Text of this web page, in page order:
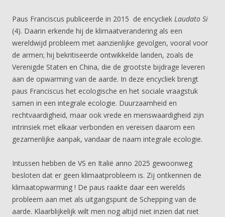
Paus Franciscus publiceerde in 2015 de encycliek Laudato Si
(4). Daarin erkende hij de klimaatverandering als een
wereldwijd probleem met aanzienlijke gevolgen, vooral voor
de armen; hij bekritiseerde ontwikkelde landen, zoals de
Verenigde Staten en China, die de grootste bijdrage leveren
aan de opwarming van de aarde. In deze encycliek brengt
paus Franciscus het ecologische en het sociale vraagstuk
samen in een integrale ecologie. Duurzaamheid en
rechtvaardigheid, maar ook vrede en menswaardigheid zijn
intrinsiek met elkaar verbonden en vereisen daarom een
gezamenlijke aanpak, vandaar de naam integrale ecologie.
Intussen hebben de VS en Italië anno 2025 gewoonweg
besloten dat er geen klimaatprobleem is. Zij ontkennen de
klimaatopwarming ! De paus raakte daar een werelds
probleem aan met als uitgangspunt de Schepping van de
aarde. Klaarblijkelijk wilt men nog altijd niet inzien dat niet